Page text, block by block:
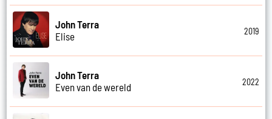
John Terra
Elise
2019
John Terra
Even van de wereld
2022